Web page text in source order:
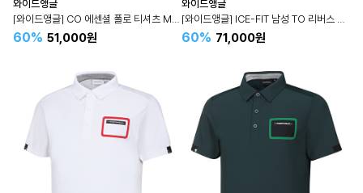
와이드앵글
[와이드앵글] CO 에센셜 폴로 티셔츠 M (D/Green) WMM24291G9
60% 51,000원
와이드앵글
[와이드앵글] ICE-FIT 남성 TO 리버스 컬러블록 폴로 티셔츠 M (Black) WMM24237Z1
60% 71,000원